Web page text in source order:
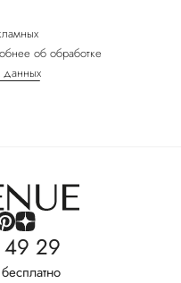
об обработке
данных
29